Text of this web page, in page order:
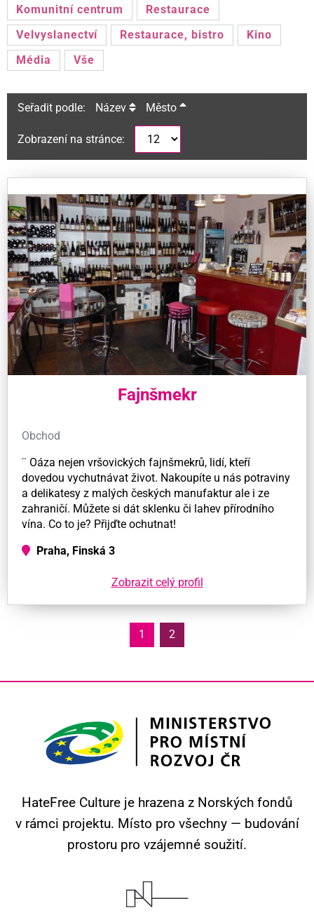
Komunitní centrum
Restaurace
Velvyslanectví
Restaurace, bistro
Kino
Média
Vše
Seřadit podle: Název Město
Zobrazení na stránce:
Fajnšmekr
Obchod
¨ Oáza nejen vršovických fajnšmekrů, lidí, kteří
dovedou vychutnávat život. Nakoupíte u nás potraviny
a delikatesy z malých českých manufaktur ale i ze
zahraničí. Můžete si dát sklenku či lahev přírodního
vína. Co to je? Přijďte ochutnat!
Praha, Finská 3
Zobrazit celý profil
1 2
HateFree Culture je hrazena z Norských fondů
v rámci projektu. Místo pro všechny — budování
prostoru pro vzájemné soužití.